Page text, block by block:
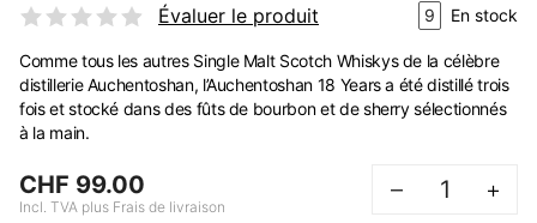
Évaluer le produit 9 En stock
Comme tous les autres Single Malt Scotch Whiskys de la célèbre
distillerie Auchentoshan, l’Auchentoshan 18 Years a été distillé trois
fois et stocké dans des fûts de bourbon et de sherry sélectionnés
à la main.
CHF 99.00
Incl. TVA plus Frais de livraison
– +